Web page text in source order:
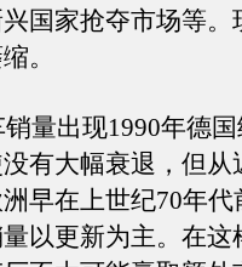
国家抢夺市场等。
。
出现1990年德国
有大幅衰退，但从
早在上世纪70年
以更新为主。在这